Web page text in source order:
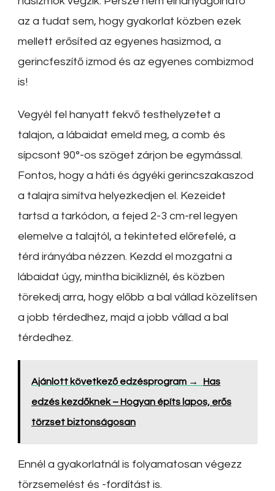
az a tudat sem, hogy gyakorlat közben ezek
mellett erősíted az egyenes hasizmod, a
gerincfeszítő izmod és az egyenes combizmod
is!
Vegyél fel hanyatt fekvő testhelyzetet a
talajon, a lábaidat emeld meg, a comb és
sípcsont 90°-os szöget zárjon be egymással.
Fontos, hogy a háti és ágyéki gerincszakaszod
a talajra simítva helyezkedjen el. Kezeidet
tartsd a tarkódon, a fejed 2-3 cm-rel legyen
elemelve a talajtól, a tekinteted előrefelé, a
térd irányába nézzen. Kezdd el mozgatni a
lábaidat úgy, mintha bicikliznél, és közben
törekedj arra, hogy előbb a bal vállad közelítsen
a jobb térdedhez, majd a jobb vállad a bal
térdedhez.
Ajánlott következő edzésprogram → Has
edzés kezdőknek – Hogyan építs lapos, erős
törzset biztonságosan
Ennél a gyakorlatnál is folyamatosan végezz
törzsemelést és -fordítást is.